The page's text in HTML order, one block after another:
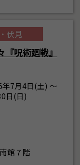
伏見
『呪術廻戦』
年7月4日(土) ～
日(日)
館７階